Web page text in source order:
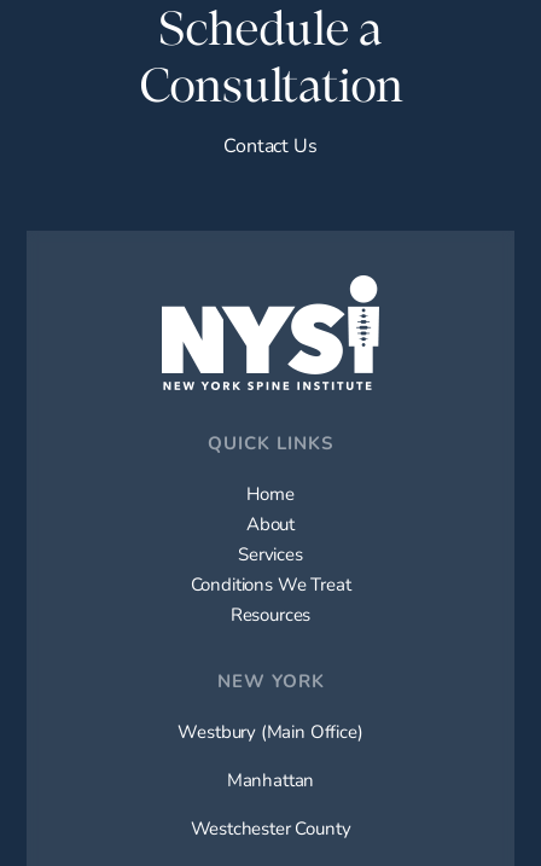
Schedule a
Consultation
Contact Us
QUICK LINKS
Home
About
Services
Conditions We Treat
Resources
NEW YORK
Westbury (Main Office)
Manhattan
Westchester County